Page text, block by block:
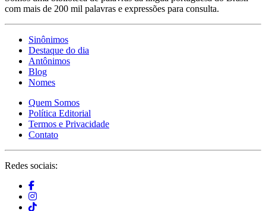
com mais de 200 mil palavras e expressões para consulta.
Sinônimos
Destaque do dia
Antônimos
Blog
Nomes
Quem Somos
Política Editorial
Termos e Privacidade
Contato
Redes sociais: